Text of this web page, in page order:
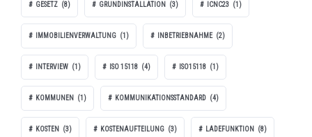
GESETZ (8) GRUNDINSTALLATION (3) ICNC23 (1)
IMMOBILIENVERWALTUNG (1) INBETRIEBNAHME (2)
INTERVIEW (1) ISO 15118 (4) ISO15118 (1)
KOMMUNEN (1) KOMMUNIKATIONSSTANDARD (4)
KOSTEN (3) KOSTENAUFTEILUNG (3) LADEFUNKTION (8)